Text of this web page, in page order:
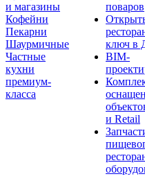
и магазины
Кофейни
Пекарни
Шаурмичные
Частные
кухни
премиум-
класса
поваров
ключ в
BIM-
и Retail